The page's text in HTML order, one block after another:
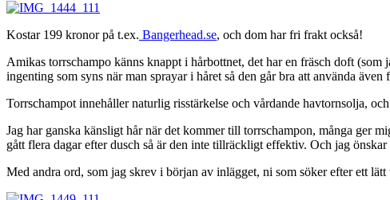
Kostar 199 kronor på t.ex. Bangerhead.se, och dom har fri frakt också!
Amikas torrschampo känns knappt i hårbottnet, det har en fräsch doft
ingenting som syns när man sprayar i håret så den går bra att använda även
Torrschampot innehåller naturlig risstärkelse och vårdande havtornsolja,
Jag har ganska känsligt hår när det kommer till torrschampon, många ger
gått flera dagar efter dusch så är den inte tillräckligt effektiv. Och jag
Med andra ord, som jag skrev i början av inlägget, ni som söker efter ett